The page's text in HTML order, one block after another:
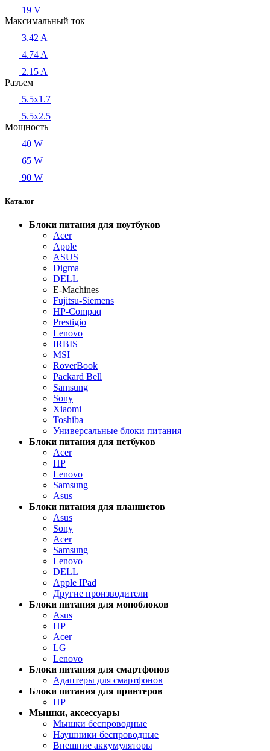
19 V
Максимальный ток
3.42 A
4.74 A
2.15 A
Разъем
5.5x1.7
5.5x2.5
Мощность
40 W
65 W
90 W
Каталог
Блоки питания для ноутбуков
Acer
Apple
ASUS
Digma
DELL
E-Machines
Fujitsu-Siemens
HP-Compaq
Prestigio
Lenovo
IRBIS
MSI
RoverBook
Packard Bell
Samsung
Sony
Xiaomi
Toshiba
Универсальные блоки питания
Блоки питания для нетбуков
Acer
HP
Lenovo
Samsung
Asus
Блоки питания для планшетов
Asus
Sony
Acer
Samsung
Lenovo
DELL
Apple IPad
Другие производители
Блоки питания для моноблоков
Asus
HP
Acer
LG
Lenovo
Блоки питания для смартфонов
Адаптеры для смартфонов
Блоки питания для принтеров
HP
Мышки, аксессуары
Мышки беспроводные
Наушники беспроводные
Внешние аккумуляторы